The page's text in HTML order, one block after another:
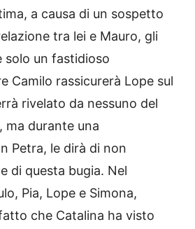
a causa di un sospetto
tra lei e Mauro, gli
solo un fastidioso
Camilo rassicurerà Lope sul
rivelato da nessuno del
ma durante una
Petra, le dirà di non
di questa bugia. Nel
Pia, Lope e Simona,
che Catalina ha visto